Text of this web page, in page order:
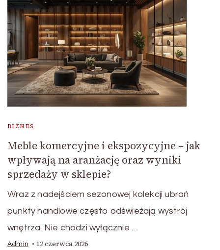
BIZNES
Meble komercyjne i ekspozycyjne – jak
wpływają na aranżację oraz wyniki
sprzedaży w sklepie?
Wraz z nadejściem sezonowej kolekcji ubrań
punkty handlowe często odświeżają wystrój
wnętrza. Nie chodzi wyłącznie …
Admin 12 czerwca 2026